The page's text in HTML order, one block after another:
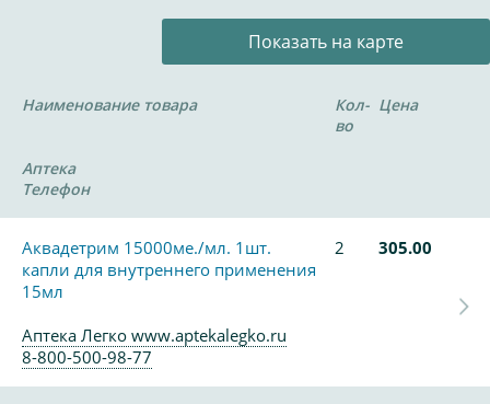
Показать на карте
Наименование товара
Кол-
во
Цена
Аптека
Телефон
Аквадетрим 15000ме./мл. 1шт.
капли для внутреннего применения
15мл
2 305.00
Аптека Легко www.aptekalegko.ru
8-800-500-98-77